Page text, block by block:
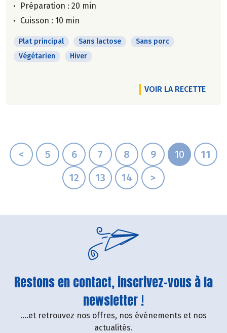
Préparation : 20 min
Cuisson : 10 min
Plat principal Sans lactose
Sans porc
Végétarien
Hiver
VOIR LA RECETTE
< 5 6 7 8 9 10
11
12
13 14 >
Restons en contact, inscrivez-vous à la
newsletter !
....et retrouvez nos offres, nos événements et nos
actualités.